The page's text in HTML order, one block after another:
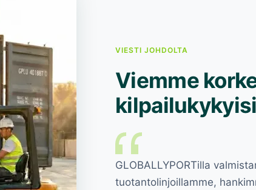
VIESTI JOHDOLTA
Viemme
GLOBALLYPORTilla
tuotantolinjoillamme,